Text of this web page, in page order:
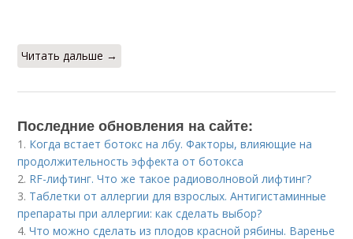
Читать дальше →
Последние обновления на сайте:
1. Когда встает ботокс на лбу. Факторы, влияющие на
продолжительность эффекта от ботокса
2. RF-лифтинг. Что же такое радиоволновой лифтинг?
3. Таблетки от аллергии для взрослых. Антигистаминные
препараты при аллергии: как сделать выбор?
4.Что можно сделать из плодов красной рябины. Варенье